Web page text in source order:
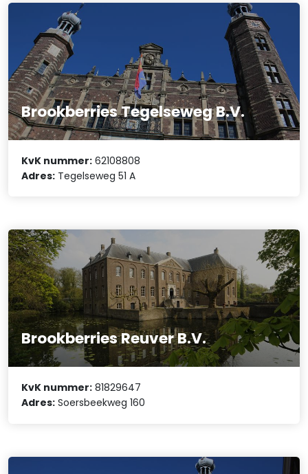
Brookberries Tegelseweg B.V.
KvK nummer: 62108808
Adres: Tegelseweg 51 A
Brookberries Reuver B.V.
KvK nummer: 81829647
Adres: Soersbeekweg 160